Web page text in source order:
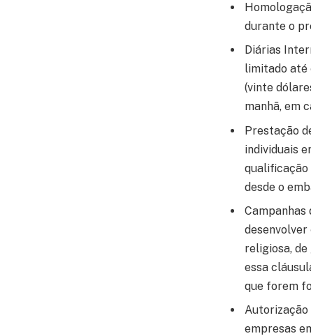
durante o
Diárias
limitado até
(vinte
manhã, em
Prestação
individuais
qualificação
desde o
Campanhas
religiosa,
essa
que forem
Autorização
empresas